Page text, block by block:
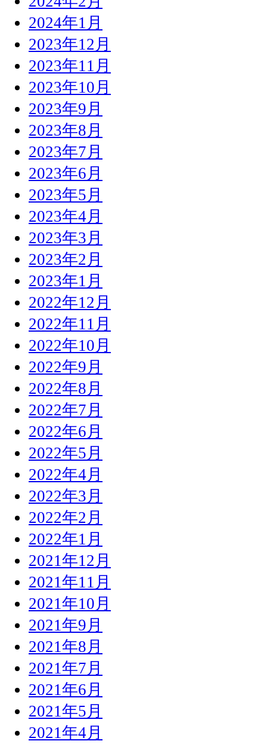
2024年1月
2023年12月
2023年11月
2023年10月
2023年9月
2023年8月
2023年7月
2023年6月
2023年5月
2023年4月
2023年3月
2023年2月
2023年1月
2022年12月
2022年11月
2022年10月
2022年9月
2022年8月
2022年7月
2022年6月
2022年5月
2022年4月
2022年3月
2022年2月
2022年1月
2021年12月
2021年11月
2021年10月
2021年9月
2021年8月
2021年7月
2021年6月
2021年5月
2021年4月